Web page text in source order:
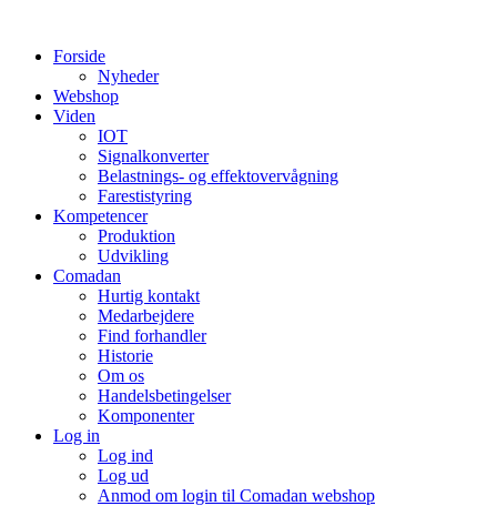
indholdForside
Nyheder
Webshop
Viden
IOT
Signalkonverter
Belastnings- og effektovervågning
Farestistyring
Kompetencer
Produktion
Udvikling
Comadan
Hurtig kontakt
Medarbejdere
Find forhandler
Historie
Om os
Handelsbetingelser
Komponenter
Log in
Log ind
Log ud
Anmod om login til Comadan webshop